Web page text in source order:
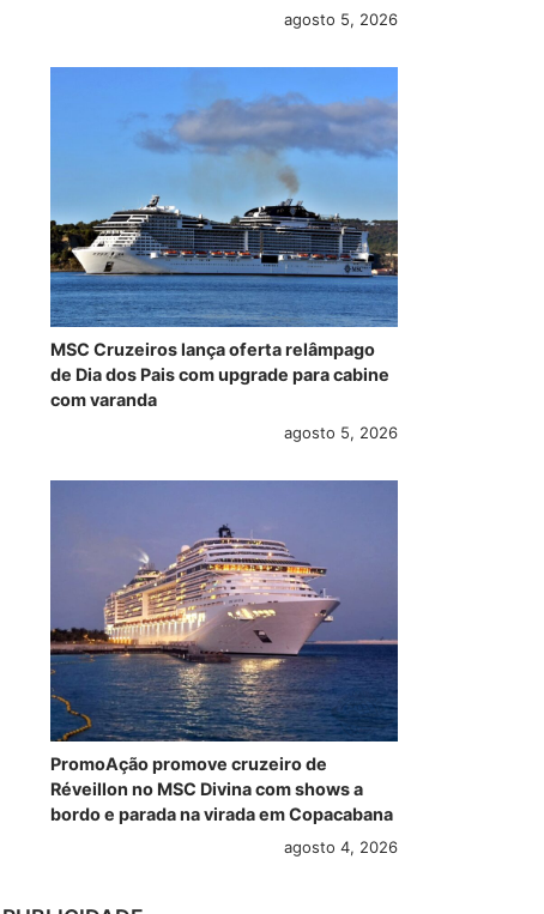
agosto 5, 2026
MSC Cruzeiros lança oferta relâmpago
de Dia dos Pais com upgrade para cabine
com varanda
agosto 5, 2026
PromoAção promove cruzeiro de
Réveillon no MSC Divina com shows a
bordo e parada na virada em Copacabana
agosto 4, 2026